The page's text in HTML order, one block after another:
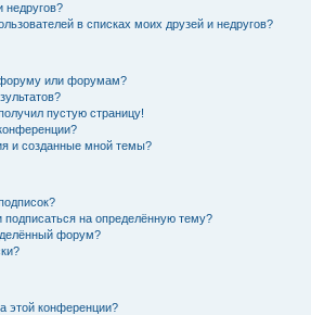
недругов?
в списках моих друзей и недругов?
или форумам?
пустую страницу!
и созданные мной темы?
подписаться на определённую тему?
форум?
этой конференции?